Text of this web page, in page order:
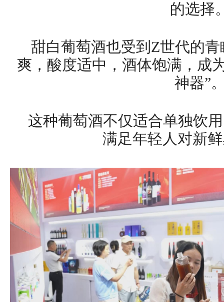
的选择
甜白葡萄酒也受到Z世代的
爽，酸度适中，酒体饱满，成
神器”
这种葡萄酒不仅适合单独饮
满足年轻人对新